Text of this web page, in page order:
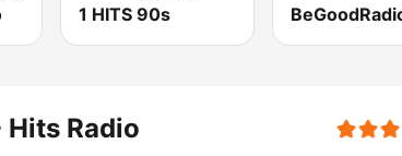
1 HITS 90s
Radio